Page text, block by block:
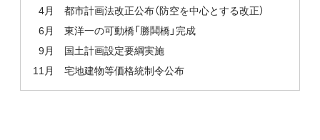
4月
都市計画法改正公布（防空を中心とする改正）
6月
東洋一の可動橋「勝鬨橋」完成
9月
国土計画設定要綱実施
11月
宅地建物等価格統制令公布